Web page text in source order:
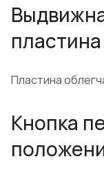
пластина
Пластина
Кнопка